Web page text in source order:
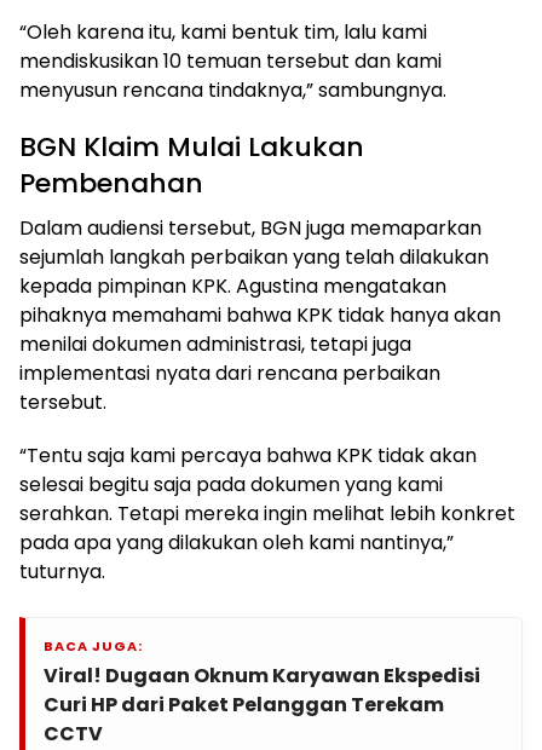
“Oleh karena itu, kami bentuk tim, lalu kami
mendiskusikan 10 temuan tersebut dan kami
menyusun rencana tindaknya,” sambungnya.
BGN Klaim Mulai Lakukan
Pembenahan
Dalam audiensi tersebut, BGN juga memaparkan
sejumlah langkah perbaikan yang telah dilakukan
kepada pimpinan KPK. Agustina mengatakan
pihaknya memahami bahwa KPK tidak hanya akan
menilai dokumen administrasi, tetapi juga
implementasi nyata dari rencana perbaikan
tersebut.
“Tentu saja kami percaya bahwa KPK tidak akan
selesai begitu saja pada dokumen yang kami
serahkan. Tetapi mereka ingin melihat lebih konkret
pada apa yang dilakukan oleh kami nantinya,”
tuturnya.
BACA JUGA:
Viral! Dugaan Oknum Karyawan Ekspedisi
Curi HP dari Paket Pelanggan Terekam
CCTV